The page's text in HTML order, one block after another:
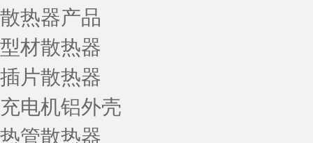
散热器产品
型材散热器
插片散热器
充电机铝外壳
热管散热器